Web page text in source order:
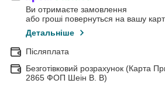
Ви отримаєте замовлення
або гроші повернуться на вашу
Детальніше
Післяплата
Безготівковий розрахунок (Карта
2865 ФОП Шеін В. В)